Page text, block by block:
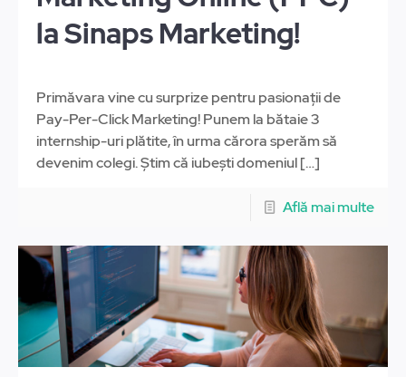
la Sinaps Marketing!
Primăvara vine cu surprize pentru pasionații de
Pay-Per-Click Marketing! Punem la bătaie 3
internship-uri plătite, în urma cărora sperăm să
devenim colegi. Știm că iubești domeniul[…]
Află mai multe